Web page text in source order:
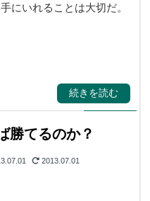
にいれることは大切だ。
続きを読む
勝てるのか？
2013.07.01